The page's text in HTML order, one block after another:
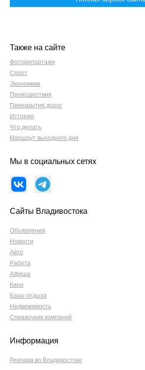
Также на сайте
Фоторепортажи
Спорт
Экономика
Происшествия
Перекрытия дорог
Истории
Что делать
Маршрут выходного дня
Мы в социальных сетях
Сайты Владивостока
Объявления
Новости
Авто
Работа
Афиша
Кино
Базы отдыха
Недвижимость
Справочник компаний
Информация
Реклама во Владивостоке